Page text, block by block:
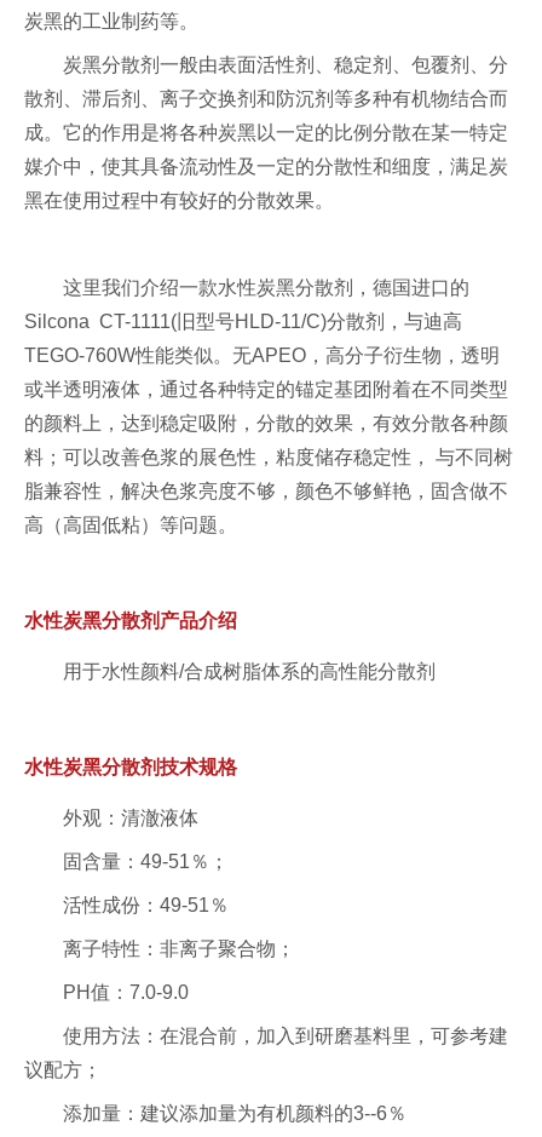
炭黑的工业制药等。
炭黑分散剂一般由表面活性剂、稳定剂、包覆剂、分
散剂、滞后剂、离子交换剂和防沉剂等多种有机物结合而
成。它的作用是将各种炭黑以一定的比例分散在某一特定
媒介中，使其具备流动性及一定的分散性和细度，满足炭
黑在使用过程中有较好的分散效果。
这里我们介绍一款水性炭黑分散剂，德国进口的
Silcona CT-1111(旧型号HLD-11/C)分散剂，与迪高
TEGO-760W性能类似。 无APEO，高分子衍生物，透明
或半透明液体，通过各种特定的锚定基团附着在不同类型
的颜料上，达到稳定吸附，分散的效果，有效分散各种颜
料； 可以改善色浆的展色性，粘度储存稳定性， 与不同树
脂兼容性，解决色浆亮度不够，颜色不够鲜艳，固含做不
高（高固低粘）等问题。
水性炭黑分散剂 产品介绍
用于水性颜料/合成树脂体系的高性能分散剂
水性炭黑分散剂技术规格
外观：清澈液体
固含量：49-51％；
活性成份：49-51％
离子特性：非离子聚合物；
PH值：7.0-9.0
使用方法：在混合前，加入到研磨基料里，可参考建
议配方；
添加量：建议添加量为有机颜料的3--6％